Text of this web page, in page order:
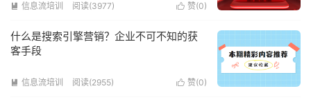
 赞(0)
 信息流培训 阅读(3977)
什么是搜索引擎营销？企业不可不知的获
客手段
 赞(0)
 信息流培训 阅读(2955)